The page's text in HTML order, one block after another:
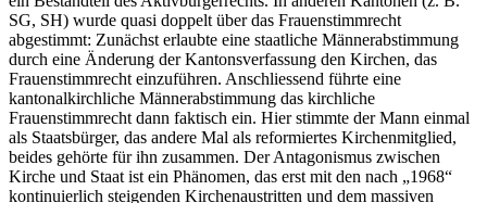
SG, SH) wurde quasi doppelt über das Frauenstimmrecht
abgestimmt: Zunächst erlaubte eine staatliche Männerabstimmung
durch eine Änderung der Kantonsverfassung den Kirchen, das
Frauenstimmrecht einzuführen. Anschliessend führte eine
kantonalkirchliche Männerabstimmung das kirchliche
Frauenstimmrecht dann faktisch ein. Hier stimmte der Mann einmal
als Staatsbürger, das andere Mal als reformiertes Kirchenmitglied,
beides gehörte für ihn zusammen. Der Antagonismus zwischen
Kirche und Staat ist ein Phänomen, das erst mit den nach „1968“
kontinuierlich steigenden Kirchenaustritten und dem massiven